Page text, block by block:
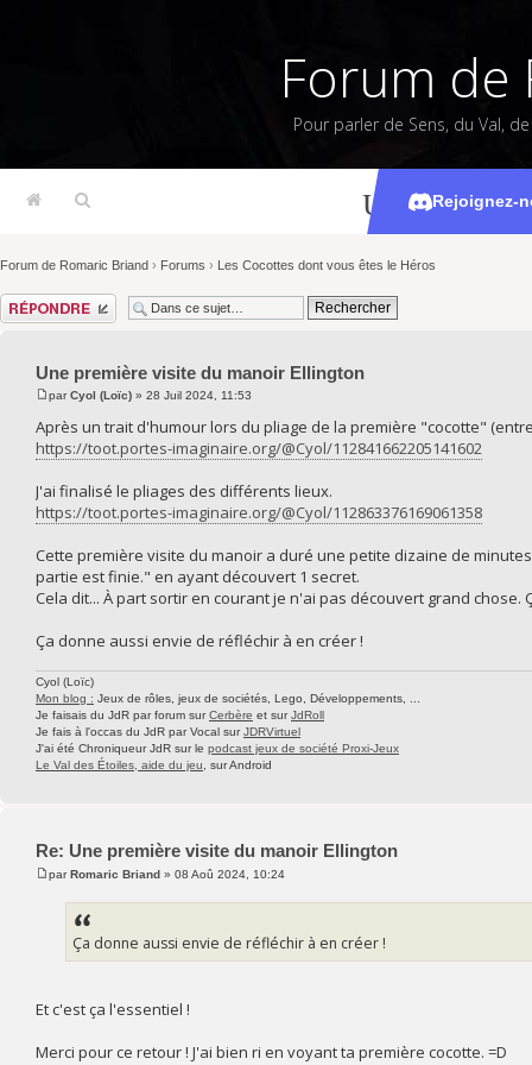
Forum de
Pour parler de Sens, du Val,
Rejoignez-
Une
Forum de Romaric Briand › Forums › Les Cocottes dont vous êtes le Héros
Répondre
Une première visite du manoir Ellington
parCyol (Loïc) » 28 Juil 2024, 11:53
Après un trait d'humour lors du pliage de la première "cocotte"
https://toot.portes-imaginaire.org/@Cyol/112841662205141602
J'ai finalisé le pliages des différents lieux.
https://toot.portes-imaginaire.org/@Cyol/112863376169061358
Cette première visite du manoir a duré une petite dizaine de
partie est finie." en ayant découvert 1 secret.
Cela dit... À part sortir en courant je n'ai pas découvert grand
Ça donne aussi envie de réfléchir à en créer !
Cyol (Loïc)
Mon blog : Jeux de rôles, jeux de sociétés, Lego, Développements, ...
Je faisais du JdR par forum surCerbère et surJdRoll
Je fais à l'occas du JdR par Vocal surJDRVirtuel
J'ai été Chroniqueur JdR sur le podcast jeux de société Proxi-Jeux
Le Val des Étoiles, aide du jeu , sur Android
Re: Une première visite du manoir Ellington
parRomaric Briand » 08 Aoû 2024, 10:24
Ça donne aussi envie de réfléchir à en créer !
Et c'est ça l'essentiel !
Merci pour ce retour ! J'ai bien ri en voyant ta première cocotte. =D